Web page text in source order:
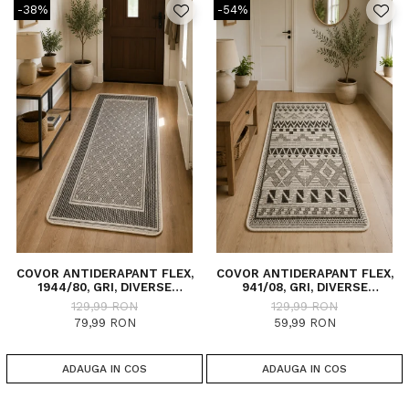
-38%
COVOR ANTIDERAPANT FLEX,
1944/80, GRI, DIVERSE
DIMENSIUNI
129,99 RON
79,99 RON
ADAUGA IN COS
-54%
COVOR ANTIDERAPANT FLEX,
941/08, GRI, DIVERSE
DIMENSIUNI
129,99 RON
59,99 RON
ADAUGA IN COS